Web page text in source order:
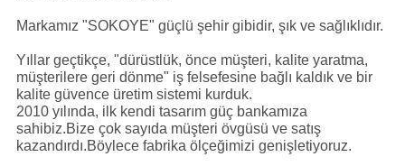
Markamız "SOKOYE" güçlü şehir gibidir, şık ve sağlıklıdır.
Yıllar geçtikçe, "dürüstlük, önce müşteri, kalite yaratma,
müşterilere geri dönme" iş felsefesine bağlı kaldık ve bir
kalite güvence üretim sistemi kurduk.
2010 yılında, ilk kendi tasarım güç bankamıza
sahibiz.Bize çok sayıda müşteri övgüsü ve satış
kazandırdı.Böylece fabrika ölçeğimizi genişletiyoruz.